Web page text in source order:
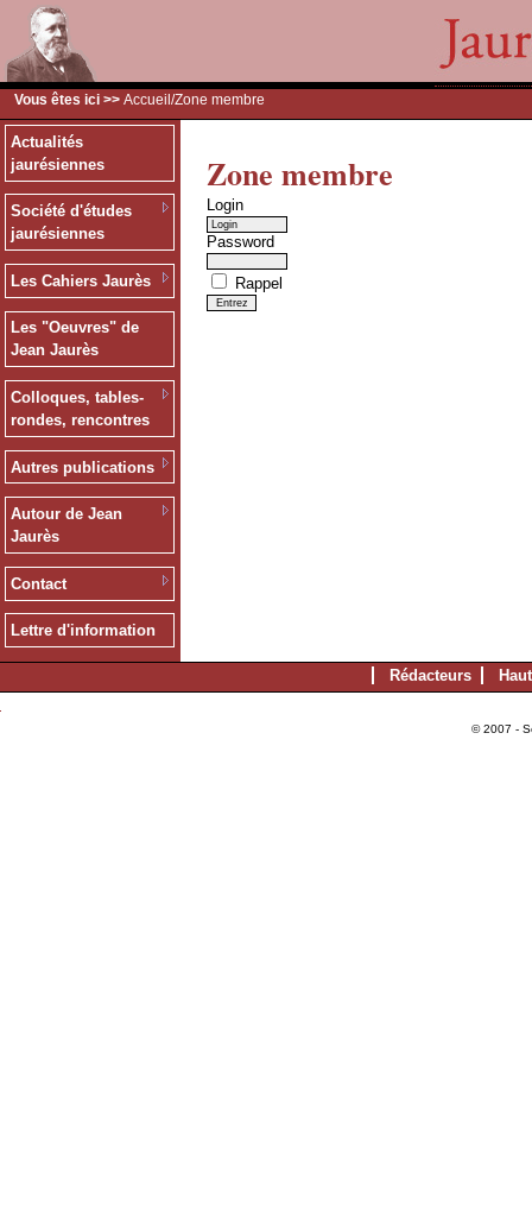
Vous êtes ici >> Accueil /Zone membre
Actualités
jaurésiennes
Société d'études
jaurésiennes
Les Cahiers Jaurès
Les "Oeuvres" de
Jean Jaurès
Colloques, tables-
rondes, rencontres
Autres publications
Autour de Jean
Jaurès
Contact
Lettre d'information
Zone membre
Login
Password
Rappel
Rédacteurs
© 2007 -